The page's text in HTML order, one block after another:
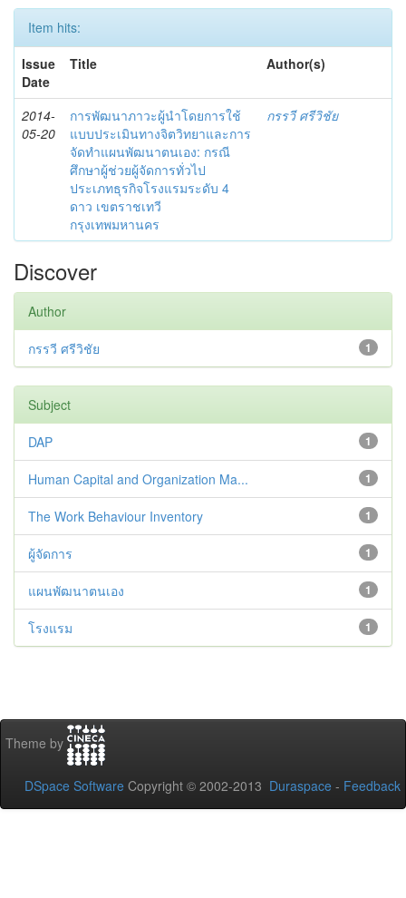
Item hits:
Issue
Date
Title Author(s)
2014-
05-20
การพัฒนาภาวะผู้นำโดยการใช้
แบบประเมินทางจิตวิทยาและการ
จัดทำแผนพัฒนาตนเอง: กรณี
ศึกษาผู้ช่วยผู้จัดการทั่วไป
ประเภทธุรกิจโรงแรมระดับ 4
ดาว เขตราชเทวี
กรุงเทพมหานคร
กรรวี ศรีวิชัย
Discover
Author
1
กรรวี ศรีวิชัย
Subject
1
DAP
1
Human Capital and Organization Ma...
1
The Work Behaviour Inventory
1
ผู้จัดการ
1
แผนพัฒนาตนเอง
1
โรงแรม
Theme by
DSpace Software Copyright © 2002-2013 Duraspace - Feedback